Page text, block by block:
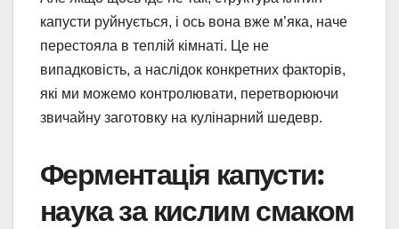
капусти руйнується, і ось вона вже м’яка, наче
перестояла в теплій кімнаті. Це не
випадковість, а наслідок конкретних факторів,
які ми можемо контролювати, перетворюючи
звичайну заготовку на кулінарний шедевр.
Ферментація капусти:
наука за кислим смаком